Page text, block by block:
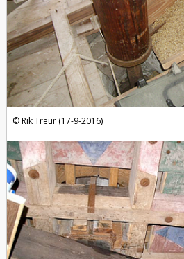
Rik Treur (17-9-2016)